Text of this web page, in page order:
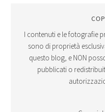
I contenuti e le fotografie
sono di proprietà
questo blog, e NON
pubblicati o